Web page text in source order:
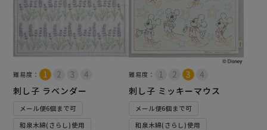
難易度：
刺し子 ラベンダー
メール便6個まで可
和泉木綿(さらし)使用
難易度：
刺し子 ミッキーマウス
メール便6個まで可
和泉木綿(さらし)使用